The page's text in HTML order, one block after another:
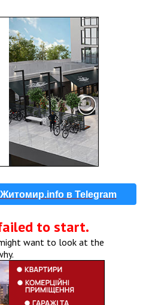
Житомир.info в Telegram
to start.
want to look at the